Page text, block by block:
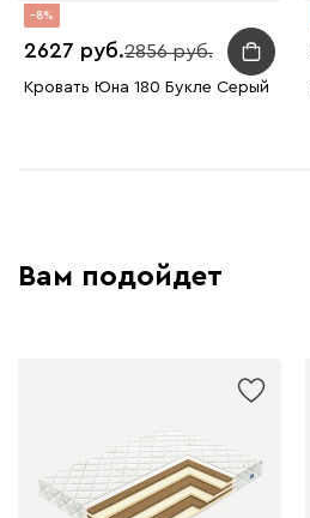
8
2627 2856
Кровать Юна 180 Букле Серый
Вам подойдет